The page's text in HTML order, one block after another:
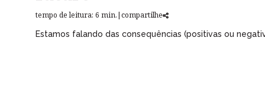
tempo de leitura: 6 min.|compartilhe
Estamos falando das consequências (positivas ou